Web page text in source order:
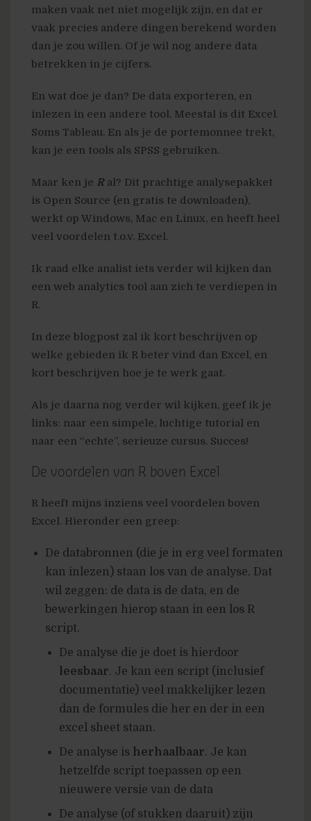
maken vaak net niet mogelijk zijn, en dat er
vaak precies andere dingen berekend worden
dan je zou willen. Of je wil nog andere data
betrekken in je cijfers.
En wat doe je dan? De data exporteren, en
inlezen in een andere tool. Meestal is dit Excel.
Soms Tableau. En als je de portemonnee trekt,
kan je een tools als SPSS gebruiken.
Maar ken je Ral? Dit prachtige analysepakket
is Open Source (en gratis te downloaden),
werkt op Windows, Mac en Linux, en heeft heel
veel voordelen t.o.v. Excel.
Ik raad elke analist iets verder wil kijken dan
een web analytics tool aan zich te verdiepen in
R.
In deze blogpost zal ik kort beschrijven op
welke gebieden ik R beter vind dan Excel, en
kort beschrijven hoe je te werk gaat.
Als je daarna nog verder wil kijken, geef ik je
links: naar een simpele, luchtige tutorial en
naar een “echte”, serieuze cursus. Succes!
De voordelen van R boven Excel
R heeft mijns inziens veel voordelen boven
Excel. Hieronder een greep:
De databronnen (die je in erg veel formaten
kan inlezen) staan los van de analyse. Dat
wil zeggen: de data is de data, en de
bewerkingen hierop staan in een los R
script.
De analyse die je doet is hierdoor
leesbaar. Je kan een script (inclusief
documentatie) veel makkelijker lezen
dan de formules die her en der in een
excel sheet staan.
De analyse is herhaalbaar. Je kan
hetzelfde script toepassen op een
nieuwere versie van de data
De analyse (of stukken daaruit) zijn